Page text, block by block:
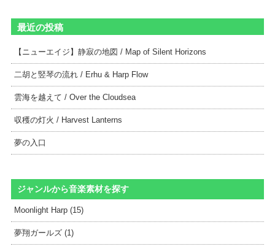
最近の投稿
【ニューエイジ】静寂の地図 / Map of Silent Horizons
二胡と竪琴の流れ / Erhu & Harp Flow
雲海を越えて / Over the Cloudsea
収穫の灯火 / Harvest Lanterns
夢の入口
ジャンルから音楽素材を探す
Moonlight Harp (15)
夢翔ガールズ (1)